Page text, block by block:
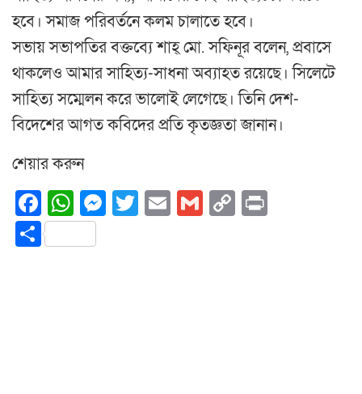
হবে। সমাজ পরিবর্তনে কলম চালাতে হবে।
সভায় সভাপতির বক্তব্যে শাহ্ মো. সফিনূর বলেন, প্রবাসে
থাকলেও আমার সাহিত্য-সাধনা অব্যাহত রয়েছে। সিলেটে
সাহিত্য সম্মেলন করে ভালোই লেগেছে। তিনি দেশ-
বিদেশের আগত কবিদের প্রতি কৃতজ্ঞতা জানান।
শেয়ার করুন
Facebook
WhatsApp
Messenger
Twitter
EmailGmail
Copy
Share